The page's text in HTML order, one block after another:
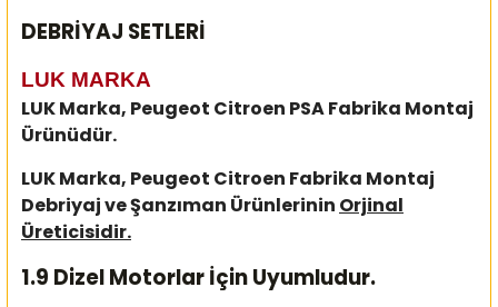
DEBRİYAJ SETLERİ
LUK MARKA
LUK Marka, Peugeot Citroen PSA Fabrika Montaj
Ürünüdür.
LUK Marka, Peugeot Citroen Fabrika Montaj
Debriyaj ve Şanzıman Ürünlerinin Orjinal
Üreticisidir.
1.9 Dizel Motorlar İçin Uyumludur.